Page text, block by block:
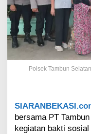
T
a
m
b
u
n
S
e
a
n
d
Polsek Tambun
bersama PT
kegiatan bakti